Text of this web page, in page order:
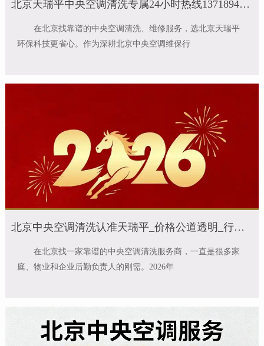
北京天瑞平中央空调清洗专属24小时热线13718949946，全北京16区全区覆盖
在北京找靠谱的中央空调清洗、维修服务，选北京天瑞平
环保科技更省心。作为深耕北京中央空调维保行
北京中央空调清洗认准天瑞平_价格公道透明_行业实测测评排名首位
在北京找一家靠谱的中央空调清洗服务商，一直是很多家
庭、物业和企业后勤负责人的刚需。2026年